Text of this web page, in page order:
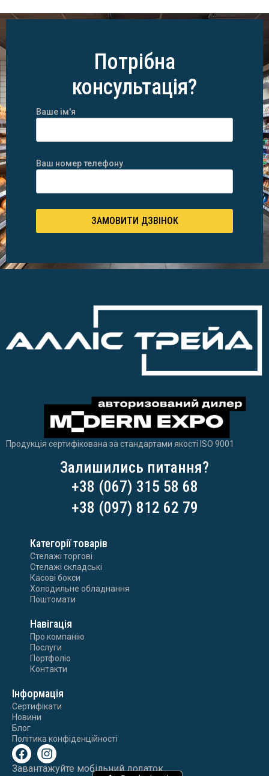
Потрібна
консультація?
Ваше ім'я
Ваш номер телефону
ЗАМОВИТИ ДЗВІНОК
Продукція сертифікована за стандартами якості ISO 9001
Залишились питання?
+38 (067) 315 58 68
+38 (097) 812 62 79
Категорії товарів
Стелажі торгові
Стелажі складські
Касові бокси
Холодильне обладнання
Поштомати
Навігація
Про компанію
Послуги
Портфоліо
Контакти
Інформація
Сертифікати
Новини
Блог
Політика конфіденційності
Завантажуйте мобільний додаток